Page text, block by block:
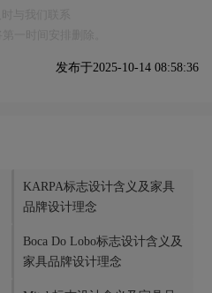
发布于2025-10-14 08:58:36
KARPA标志设计含义及家具
品牌设计理念
Boca Do Lobo标志设计含义及
家具品牌设计理念